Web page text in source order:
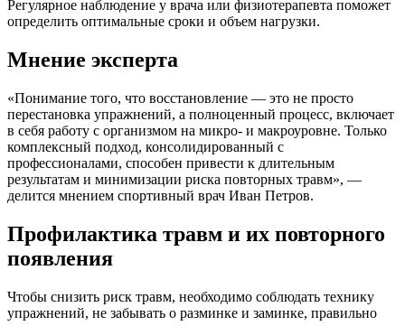
Регулярное наблюдение у врача или физиотерапевта поможет
определить оптимальные сроки и объем нагрузки.
Мнение эксперта
«Понимание того, что восстановление — это не просто
перестановка упражнений, а полноценный процесс, включает
в себя работу с организмом на микро- и макроуровне. Только
комплексный подход, консолидированный с
профессионалами, способен привести к длительным
результатам и минимизации риска повторных травм», —
делится мнением спортивный врач Иван Петров.
Профилактика травм и их повторного
появления
Чтобы снизить риск травм, необходимо соблюдать технику
упражнений, не забывать о разминке и заминке, правильно